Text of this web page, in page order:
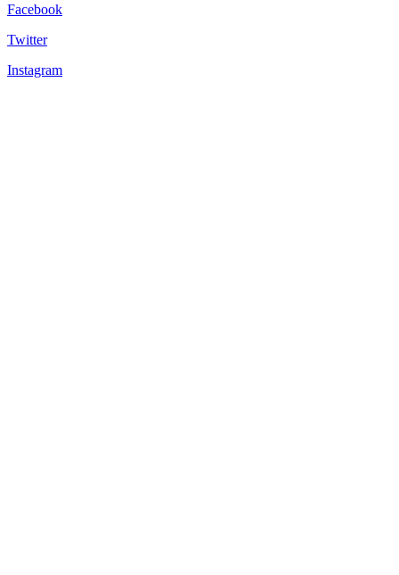
Facebook
Twitter
Instagram